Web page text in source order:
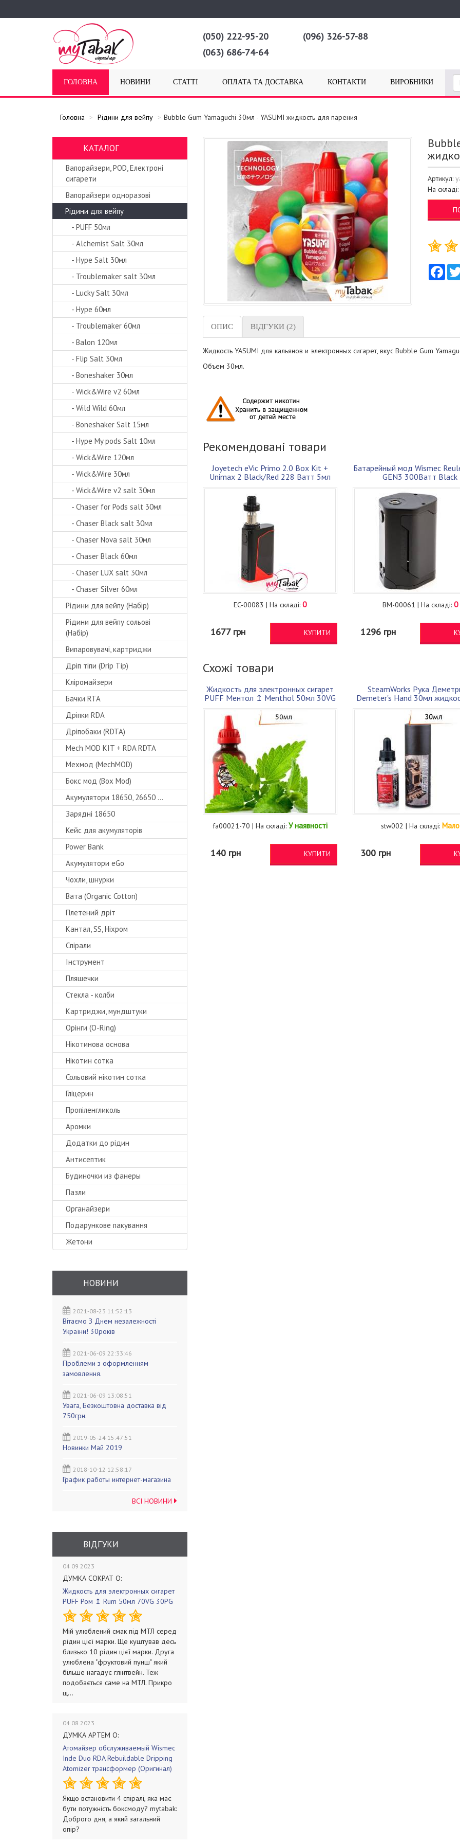
(050) 222-95-20
(063) 686-74-64
(096) 326-57-88
ГОЛОВНА НОВИНИ СТАТТІ ОПЛАТА ТА ДОСТАВКА КОНТАКТИ ВИРОБНИКИ
Головна Рідини для вейпу Bubble Gum Yamaguchi 30мл - YASUMI жидкость для парения
КАТАЛОГ
Вапорайзери, POD, Електроні
сигарети
Вапорайзери одноразові
Рідини для вейпу
- PUFF 50мл
- Alchemist Salt 30мл
- Hype Salt 30мл
- Troublemaker salt 30мл
- Lucky Salt 30мл
- Hype 60мл
- Troublemaker 60мл
- Balon 120мл
- Flip Salt 30мл
- Boneshaker 30мл
- Wick&Wire v2 60мл
- Wild Wild 60мл
- Boneshaker Salt 15мл
- Hype My pods Salt 10мл
- Wick&Wire 120мл
- Wick&Wire 30мл
- Wick&Wire v2 salt 30мл
- Chaser for Pods salt 30мл
- Chaser Black salt 30мл
- Chaser Nova salt 30мл
- Chaser Black 60мл
- Chaser LUX salt 30мл
- Chaser Silver 60мл
Рідини для вейпу (Набір)
Рідини для вейпу сольові
(Набір)
Випаровувачі, картриджи
Дріп тіпи (Drip Tip)
Кліромайзери
Бачки RTA
Дріпки RDA
Дріпобаки (RDTA)
Mech MOD KIT + RDA RDTA
Мехмод (MechMOD)
Бокс мод (Box Mod)
Акумулятори 18650, 26650 ...
Зарядні 18650
Кейс для акумуляторів
Power Bank
Акумулятори eGo
Чохли, шнурки
Вата (Organic Cotton)
Плетений дріт
Кантал, SS, Ніхром
Спірали
Інструмент
Пляшечки
Стекла - колби
Картриджи, мундштуки
Орінги (O-Ring)
Нікотинова основа
Нікотин сотка
Сольовий нікотин сотка
Гліцерин
Пропіленгликоль
Аромки
Додатки до рідин
Антисептик
Будиночки из фанеры
Пазли
Органайзери
Подарункове пакування
Жетони
НОВИНИ
2021-08-23 11:52:13
Вітаємо З Днем незалежності
України! 30років
2021-06-09 22:33:46
Проблеми з оформленням
замовлення.
2021-06-09 13:08:51
Увага, Безкоштовна доставка від
750грн.
2019-05-24 15:47:51
Новинки Май 2019
2018-10-12 12:58:17
График работы интернет-магазина
ВСІ НОВИНИ
ВІДГУКИ
04 09 2023
ДУМКА СОКРАТ О:
Жидкость для электронных сигарет
PUFF Ром ↥ Rum 50мл 70VG 30PG
Мій улюблений смак під МТЛ серед
рідин цієї марки. Ще куштував десь
близько 10 рідин цієї марки. Друга
улюблена "фруктовий пунш" який
більше нагадує глінтвейн. Теж
подобається саме на МТЛ. Прикро
щ...
04 08 2023
ДУМКА АРТЕМ О:
Атомайзер обслуживаемый Wismec
Inde Duo RDA Rebuildable Dripping
Atomizer трансформер (Оригинал)
Якщо встановити 4 спіралі, яка має
бути потужність боксмоду? mytabak:
Доброго дня, а який загальний
опір?
Артикул:
На
ОПИС ВІДГУКИ (2)
Жидкость YASUMI для кальянов и электронных сигарет, вкус Bubble Gum
Объем 30мл.
Рекомендовані товари
Joyetech eVic Primo 2.0 Box Kit +
Unimax 2 Black/Red 228 Ватт 5мл
Электронная сигарета (JPRIMBR)
EC-00083 | На складі: 0
1677 грн КУПИТИ
Батарейный мод Wismec
GEN3 300Ватт Black
BM-00061 | На складі: 0
1296 грн
Схожі товари
Жидкость для электронных сигарет
PUFF Ментол ↥ Menthol 50мл 30VG
70PG
fa00021-70 | На складі: У наявності
140 грн КУПИТИ
SteamWorks Рука
Demeter's Hand 30мл
парения
stw002 | На складі: Мало
300 грн